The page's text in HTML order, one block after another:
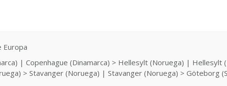
Europa
| Copenhague (Dinamarca) > Hellesylt (Noruega) |
> Stavanger (Noruega) | Stavanger (Noruega) > Göteborg